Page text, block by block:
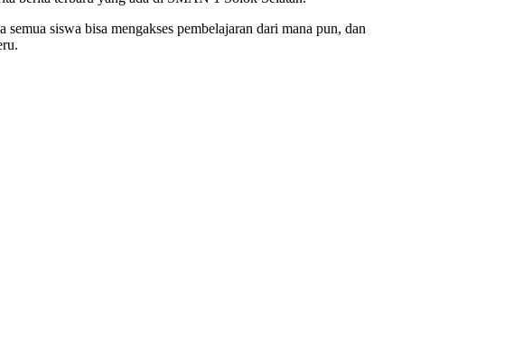
siswa bisa mengakses pembelajaran dari mana pun, dan